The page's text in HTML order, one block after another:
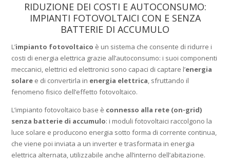
RIDUZIONE DEI COSTI E AUTOCONSUMO:
IMPIANTI FOTOVOLTAICI CON E SENZA
BATTERIE DI ACCUMULO
L’impianto fotovoltaico è un sistema che consente di ridurre i
costi di energia elettrica grazie all’autoconsumo: i suoi componenti
meccanici, elettrici ed elettronici sono capaci di captare l’energia
solare e di convertirla in energia elettrica, sfruttando il
fenomeno fisico dell’effetto fotovoltaico.
L’impianto fotovoltaico base è connesso alla rete (on-grid)
senza batterie di accumulo: i moduli fotovoltaici raccolgono la
luce solare e producono energia sotto forma di corrente continua,
che viene poi inviata a un inverter e trasformata in energia
elettrica alternata, utilizzabile anche all’interno dell’abitazione.